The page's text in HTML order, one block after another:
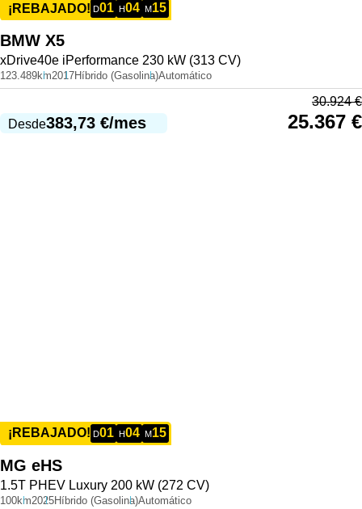
¡REBAJADO! D01 H04 M15
BMW X5
xDrive40e iPerformance 230 kW (313 CV)
123.489km2017Híbrido (Gasolina)Automático
Desde383,73 €/mes
30.924€
25.367 €
¡REBAJADO! D01 H04 M15
MG eHS
1.5T PHEV Luxury 200 kW (272 CV)
100km2025Híbrido (Gasolina)Automático